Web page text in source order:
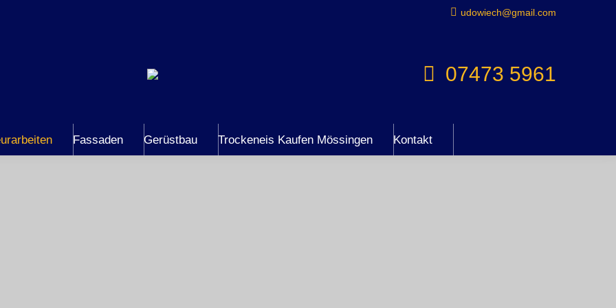
udowiech@gmail.com
07473 5961
Fassaden Gerüstbau Trockeneis Kaufen Mössingen Kontakt